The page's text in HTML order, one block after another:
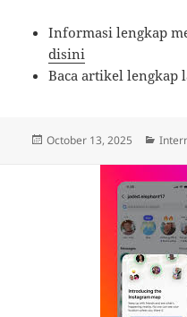
Informasi lengkap
disini
Baca artikel lengkap
Posted
October 13, 2025